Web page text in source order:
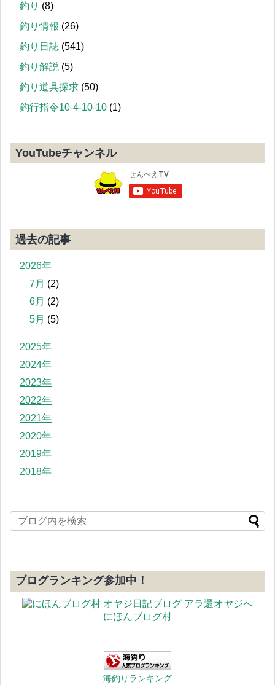
釣り (8)
釣り情報 (26)
釣り日誌 (541)
釣り解説 (5)
釣り道具探求 (50)
釣行指令10-4-10-10 (1)
YouTubeチャンネル
過去の記事
2026年
7月 (2)
6月 (2)
5月 (5)
2025年
2024年
2023年
2022年
2021年
2020年
2019年
2018年
ブログランキング参加中！
にほんブログ村
海釣りランキング